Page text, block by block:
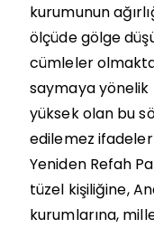
kurumunun
ölçüde gölge
cümleler
saymaya yönelik
yüksek olan bu
edilemez
Yeniden Refah
tüzel kişiliğine,
kurumlarına,